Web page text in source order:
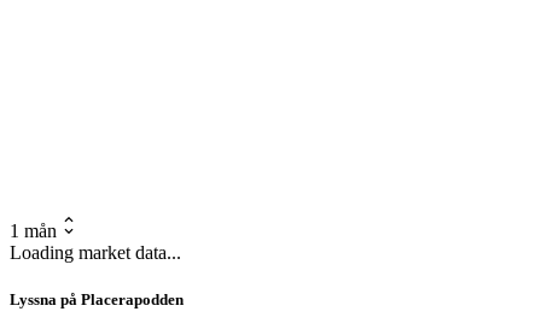
1 mån
Loading market data...
Lyssna på Placerapodden